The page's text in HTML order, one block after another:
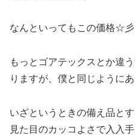
なんといってもこの価格☆彡
もっとゴアテックスとか違
りますが、僕と同じように
いざというときの備え品と
見た目のカッコよさで入入